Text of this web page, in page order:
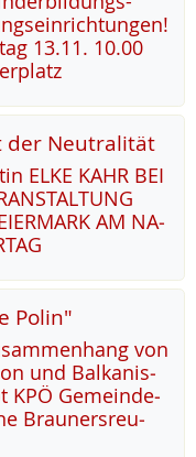
13.11. 10.00
der Neutralität
EL­KE KAHR BEI
AM NA­
Polin"
von
und Bal­ka­nis­
KPÖ Ge­mein­de­
Brau­n­ers­reu­